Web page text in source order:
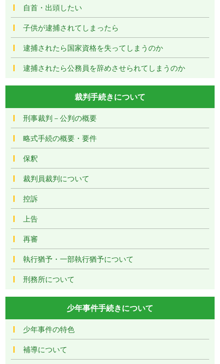
自首・出頭したい
子供が逮捕されてしまったら
逮捕されたら国家資格を失ってしまうのか
逮捕されたら公務員を辞めさせられてしまうのか
裁判手続きについて
刑事裁判－公判の概要
略式手続の概要・要件
保釈
裁判員裁判について
控訴
上告
再審
執行猶予・一部執行猶予について
刑務所について
少年事件手続きについて
少年事件の特色
補導について